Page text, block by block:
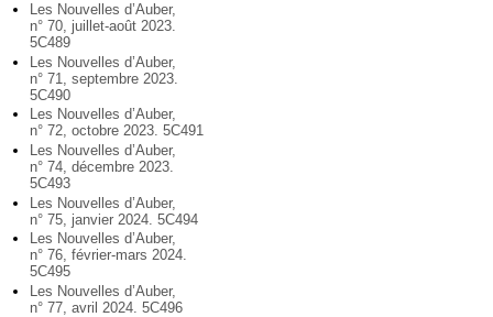
Les Nouvelles d’Auber,
n° 70, juillet-août 2023.
5C489
Les Nouvelles d’Auber,
n° 71, septembre 2023.
5C490
Les Nouvelles d’Auber,
n° 72, octobre 2023. 5C491
Les Nouvelles d’Auber,
n° 74, décembre 2023.
5C493
Les Nouvelles d’Auber,
n° 75, janvier 2024. 5C494
Les Nouvelles d’Auber,
n° 76, février-mars 2024.
5C495
Les Nouvelles d’Auber,
n° 77, avril 2024. 5C496